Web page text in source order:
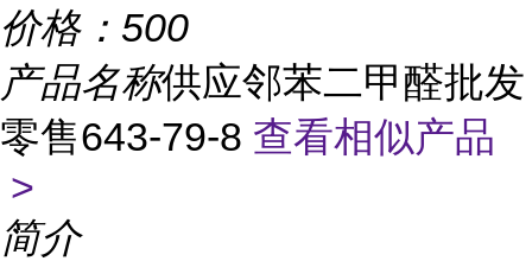
价格： 500
产品名称供应邻苯二甲醛批发
零售643-79-8 查看相似产品
>
简介